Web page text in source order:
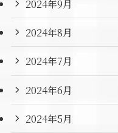
2024年9月
2024年8月
2024年7月
2024年6月
2024年5月